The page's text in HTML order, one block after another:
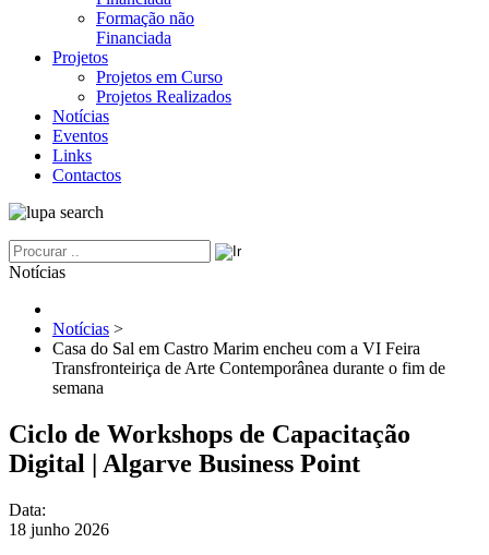
Formação não
Financiada
Projetos
Projetos em Curso
Projetos Realizados
Notícias
Eventos
Links
Contactos
Notícias
Notícias >
Casa do Sal em Castro Marim encheu com a VI Feira
Transfronteiriça de Arte Contemporânea durante o fim de
semana
Ciclo de Workshops de Capacitação
Digital | Algarve Business Point
Data:
18 junho 2026